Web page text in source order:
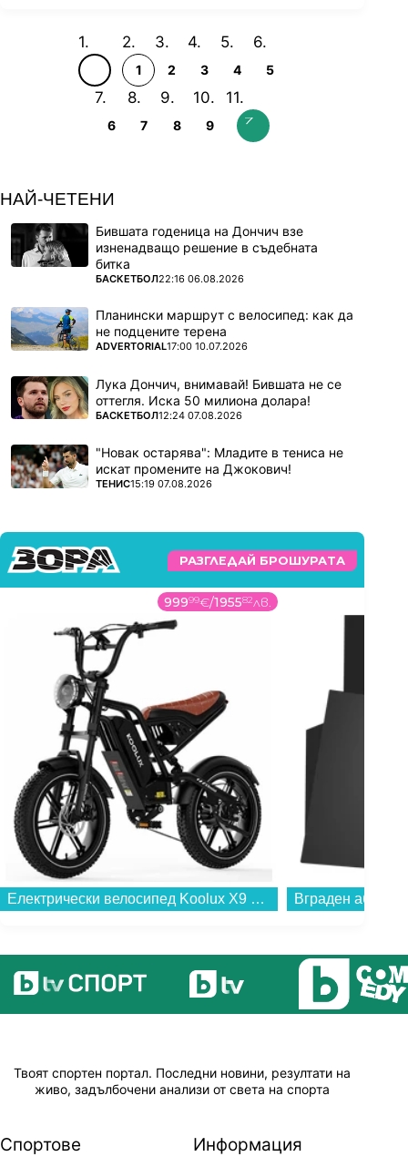
1 2 3 4 5
6 7 8 9
НАЙ-ЧЕТЕНИ
Бившата годеница на Дончич взе
изненадващо решение в съдебната
битка
ПОВЕЧЕ ОТ
БАСКЕТБОЛ22:16 06.08.2026
Планински маршрут с велосипед: как да
не подцените терена
ПОВЕЧЕ ОТ
ADVERTORIAL17:00 10.07.2026
Лука Дончич, внимавай! Бившата не се
оттегля. Иска 50 милиона долара!
ПОВЕЧЕ ОТ
БАСКЕТБОЛ12:24 07.08.2026
"Новак остарява": Младите в тениса не
искат промените на Джокович!
ПОВЕЧЕ ОТ
ТЕНИС15:19 07.08.2026
РАЗГЛЕДАЙ БРОШУРАТА
99999€/195582лв.
Електрически велосипед Koolux X9 Mini , 16.00 inch, 25 градуси...
Твоят спортен портал. Последни новини, резултати на
живо, задълбочени анализи от света на спорта
Спортове Информация